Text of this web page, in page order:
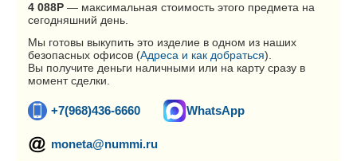
4 088Р — максимальная стоимость этого предмета на
сегодняшний день.
Мы готовы выкупить это изделие в одном из наших
безопасных офисов (Адреса и как добраться).
Вы получите деньги наличными или на карту сразу в
момент сделки.
+7(968)436-6660 WhatsApp
moneta@nummi.ru